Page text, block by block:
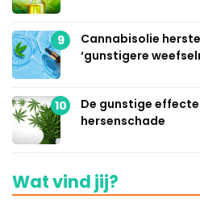
9
Cannabisolie
‘gunstigere
10
De gunstige
hersenschade
Wat vind jij?